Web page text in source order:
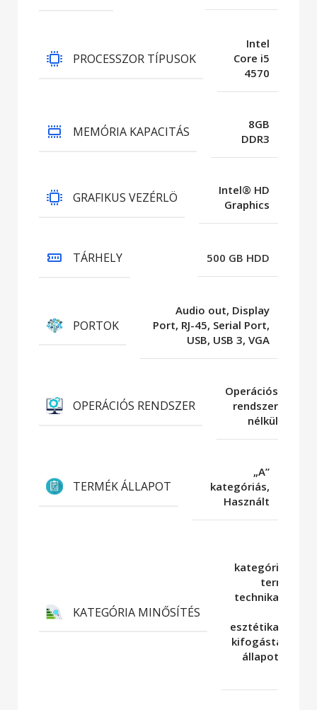
PROCESSZOR TÍPUSOK
Intel
Core i5
4570
MEMÓRIA KAPACITÁS
8GB
DDR3
GRAFIKUS VEZÉRLÖ
Intel® HD
Graphics
TÁRHELY 500 GB HDD
PORTOK
Audio out, Display
Port, RJ-45, Serial Port,
USB, USB 3, VGA
OPERÁCIÓS RENDSZER
Operációs
rendszer
nélkül
TERMÉK ÁLLAPOT
„A”
kategóriás,
Használt
KATEGÓRIA MINŐSÍTÉS
kategória: A
termék
technikailag
esztétikailag
kifogástalan
állapotban